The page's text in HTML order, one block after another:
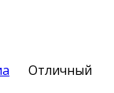
Отличный